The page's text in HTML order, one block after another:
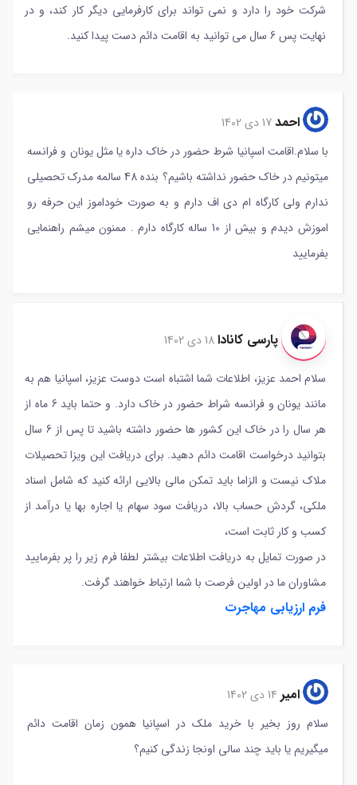
شرکت خود را دارد و نمی تواند برای کارفرمایی دیگر کار کند، و در
نهایت پس 6 سال می توانید به اقامت دائم دست پیدا کنید.
احمد17 دی 1402
با سلام.اقامت اسپانیا شرط حضور در خاک داره یا مثل یونان و فرانسه
میتونیم در خاک حضور نداشته باشیم؟ بنده 48 سالمه مدرک تحصیلی
ندارم ولی کارگاه ام دی اف دارم و به صورت خوداموز این حرفه رو
اموزش دیدم و بیش از 10 ساله کارگاه دارم . ممنون میشم راهنمایی
بفرمایید
پارسی کانادا18 دی 1402
سلام احمد عزیز، اطلاعات شما اشتباه است دوست عزیز، اسپانیا هم به
مانند یونان و فرانسه شراط حضور در خاک دارد. و حتما باید 6 ماه از
هر سال را در خاک این کشور ها حضور داشته باشید تا پس از 6 سال
بتوانید درخواست اقامت دائم دهید. برای دریافت این ویزا تحصیلات
ملاک نیست و الزاما باید تمکن مالی بالایی ارائه کنید که شامل اسناد
ملکی، گردش حساب بالا، دریافت سود سهام یا اجاره بها یا درآمد از
کسب و کار ثابت است،
در صورت تمایل به دریافت اطلاعات بیشتر لطفا فرم زیر را پر بفرمایید
مشاوران ما در اولین فرصت با شما ارتباط خواهند گرفت.
فرم ارزیابی مهاجرت
امیر 14 دی 1402
سلام روز بخیر با خرید ملک در اسپانیا همون زمان اقامت دائم
میگیریم یا باید چند سالی اونجا زندگی کنیم؟